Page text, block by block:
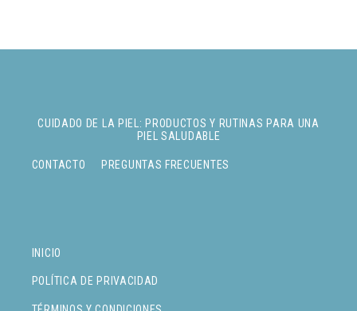
INICIO
POLÍTICA DE PRIVACIDAD
CUIDADO DE LA PIEL: PRODUCTOS Y RUTINAS PARA UNA
PIEL SALUDABLE
CONTACTO PREGUNTAS FRECUENTES